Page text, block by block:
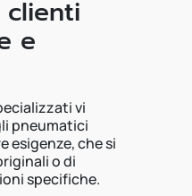
clienti
e
vi
pneumatici
esigenze, che si
o di
specifiche.